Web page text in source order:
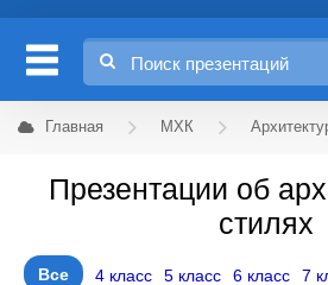
Главная МХК
Презентации об
стилях
Все 4 класс 5 класс 6 класс 7